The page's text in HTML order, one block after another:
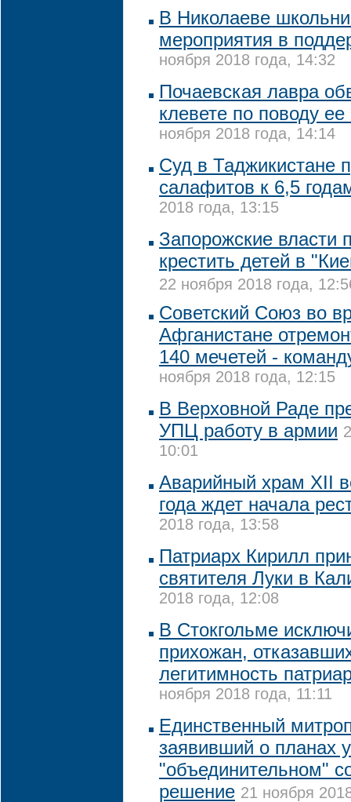
В Николаеве
мероприятия в
ноября 2018 года, 14:32
Почаевская лавра
клевете по поводу
ноября 2018 года, 14:14
Суд в Таджикистане
салафитов к 6,5
2018 года, 13:15
Запорожские власти
крестить детей в
22 ноября 2018 года,
Советский Союз во
Афганистане
140 мечетей -
ноября 2018 года, 12:15
В Верховной Раде
УПЦ работу в армии
10:01
Аварийный храм XII
года ждет начала
2018 года, 13:58
Патриарх Кирилл
святителя Луки в
2018 года, 12:08
В Стокгольме
прихожан,
легитимность
ноября 2018 года, 11:11
Единственный
заявивший о планах
"объединительном"
решение 21 ноября